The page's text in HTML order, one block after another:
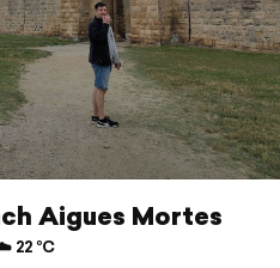
Aigues Mortes
22 °C